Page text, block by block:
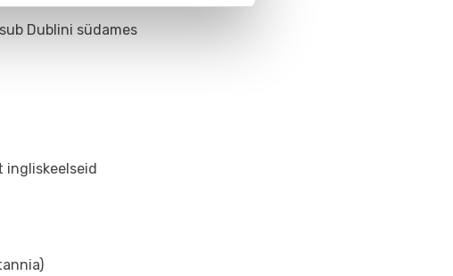
Dublini südames
ingliskeelseid